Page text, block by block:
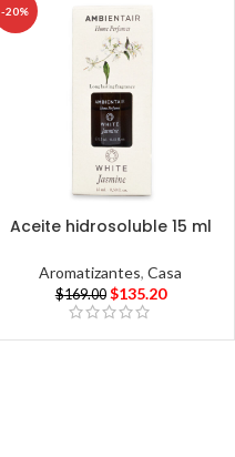
-20%
Aceite hidrosoluble 15 ml
Aromatizantes,Casa
$169.00 $135.20